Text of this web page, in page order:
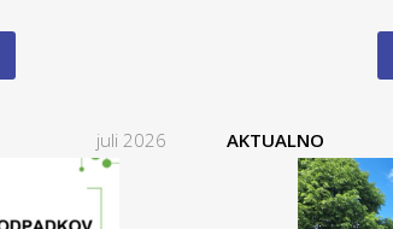
juli 2026 AKTUALNO